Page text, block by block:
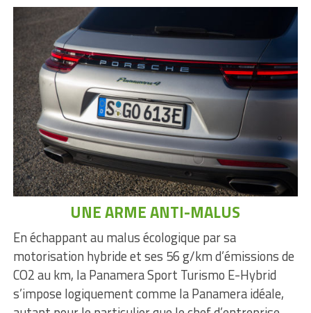
UNE ARME ANTI-MALUS
En échappant au malus écologique par sa
motorisation hybride et ses 56 g/km d’émissions de
CO2 au km, la Panamera Sport Turismo E-Hybrid
s’impose logiquement comme la Panamera idéale,